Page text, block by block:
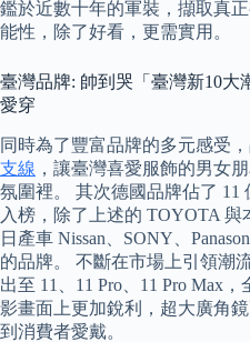
鑑於近數十年的軍裝，擷取真
能性，除了好看，更需實用。
臺灣品牌: 帥到哭「臺灣新10
愛穿
同時為了豐富品牌的多元感受
支線 ，讓臺灣喜愛服飾的男女
氛圍裡。 其次德國品牌佔了 11
入榜，除了上述的 TOYOTA 與
日產車 Nissan、SONY、
的品牌。 不斷在市場上引領潮
出至 11、11 Pro、11 Pro Max
影畫面上更加銳利，超大廣角
到消費者愛戴。